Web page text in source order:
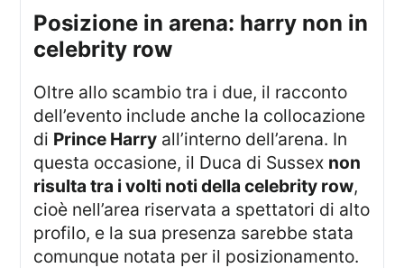
posizione in arena: harry non in
celebrity row
Oltre allo scambio tra i due, il racconto
dell’evento include anche la collocazione
di Prince Harry all’interno dell’arena. In
questa occasione, il Duca di Sussex non
risulta tra i volti noti della celebrity row,
cioè nell’area riservata a spettatori di alto
profilo, e la sua presenza sarebbe stata
comunque notata per il posizionamento.